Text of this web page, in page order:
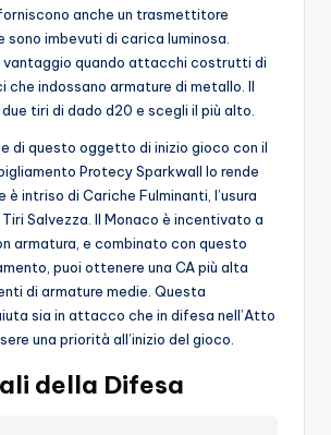
anche un trasmettitore
imbevuti di carica luminosa.
vantaggio quando attacchi costrutti di
che indossano armature di metallo. Il
tiri di dado d20 e scegli il più alto.
di questo oggetto di inizio gioco con il
Protecy Sparkwall lo rende
intriso di Cariche Fulminanti, l’usura
Salvezza. Il Monaco è incentivato a
armatura, e combinato con questo
puoi ottenere una CA più alta
di armature medie. Questa
sia in attacco che in difesa nell’Atto
una priorità all’inizio del gioco.
della Difesa